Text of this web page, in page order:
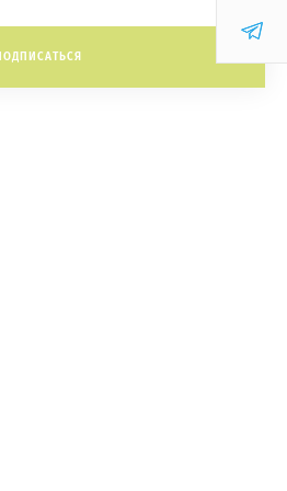
ПОДПИСАТЬСЯ